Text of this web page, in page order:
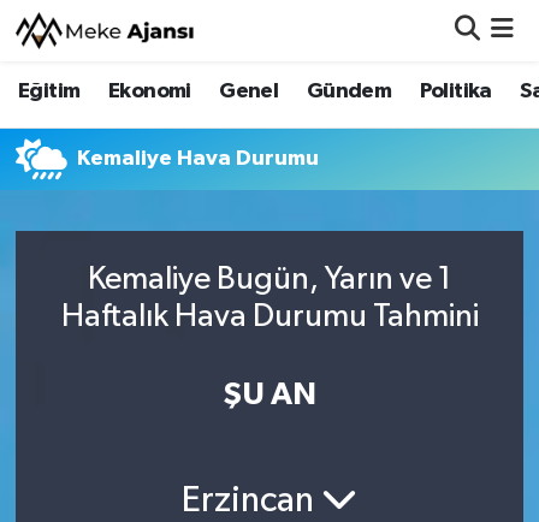
Eğitim Ekonomi Genel Gündem Politika
Kemaliye Hava Durumu
Kemaliye Bugün, Yarın ve 1
Haftalık Hava Durumu Tahmini
ŞU AN
Erzincan
Eğitim
Ekonomi
Gündem
Nöbetçi Eczaneler
Hava Durumu
Trafik Durumu